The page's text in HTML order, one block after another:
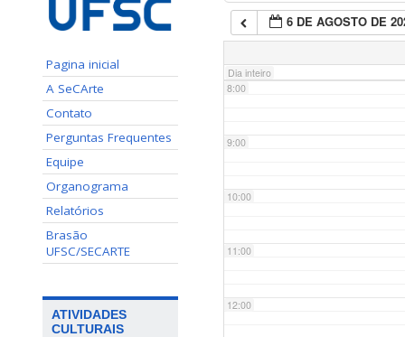
Pagina inicial
A SeCArte
Contato
Perguntas Frequentes
Equipe
Organograma
Relatórios
Brasão
UFSC/SECARTE
ATIVIDADES
CULTURAIS
6 DE AGOSTO DE
Dia inteiro
7:00
8:00
9:00
10:00
11:00
12:00